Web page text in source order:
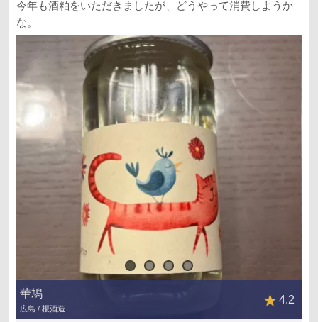
今年も酒粕をいただきましたが、どうやって消費しようか
な。
華鳩
広島 / 榎酒造
4.2